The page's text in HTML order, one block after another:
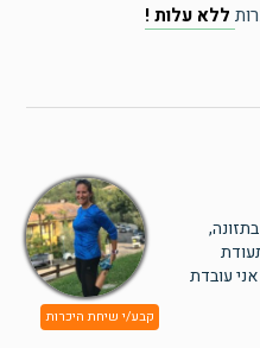
ללא עלות !
קבע/י שיחת היכרות
עובדת